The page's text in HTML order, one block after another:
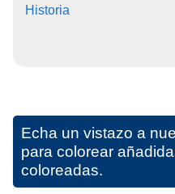
Historia
Echa un vistazo a
para colorear
coloreadas.